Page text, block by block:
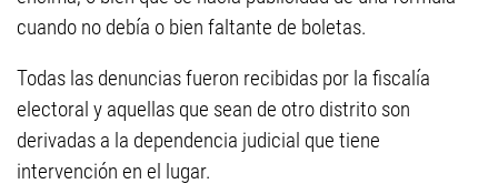
cuando no debía o bien faltante de boletas.
Todas las denuncias fueron recibidas por la fiscalía
electoral y aquellas que sean de otro distrito son
derivadas a la dependencia judicial que tiene
intervención en el lugar.